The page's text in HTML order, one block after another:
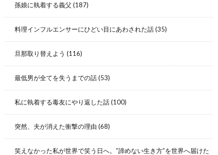
孫娘に執着する義父 (187)
料理インフルエンサーにひどい目にあわされた話(35)
旦那取り替えよう (116)
最低男が全てを失うまでの話(53)
私に執着する毒友にやり返した話(100)
突然、夫が消えた衝撃の理由 (68)
笑えなかった私が世界で笑う日へ。”諦めない生き方”を世界へ届けた